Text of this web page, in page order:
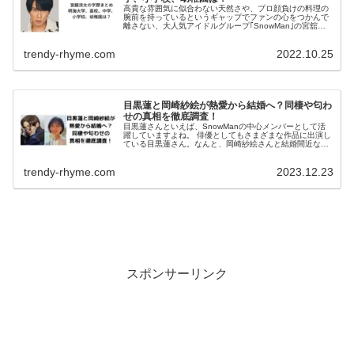
高貴な雰囲気に似合わない天然さや、プロ顔負けの料理の
腕前を持っているというギャップでファンの心をつかんで
離さない、大人気アイドルグループ｢SnowMan｣の宮舘涼
trendy-rhyme.com 2022.10.25
目黒蓮と岡崎紗絵が熱愛から結婚へ？同棲や匂わ
せの真相を徹底調査！
目黒蓮さんといえば、SnowManの中心メンバーとして活
躍していますよね。 俳優としてもさまざまな作品に出演し
ている目黒蓮さん。なんと、岡崎紗絵さんと結婚間近なの
trendy-rhyme.com 2023.12.23
スポンサーリンク